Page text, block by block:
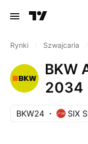
Rynki Szwajcaria
BKW
2034
BKW24 SIX